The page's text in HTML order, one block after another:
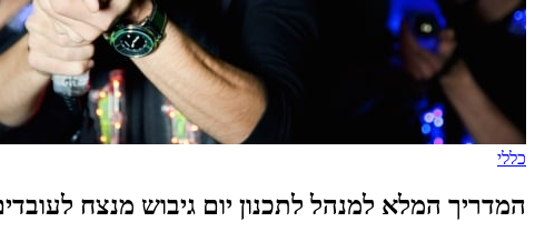
כללי
המדריך המלא למנהל לתכנון יום גיבוש מנצח